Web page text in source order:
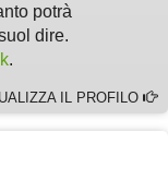
potrà
dire.
.
IL PROFILO